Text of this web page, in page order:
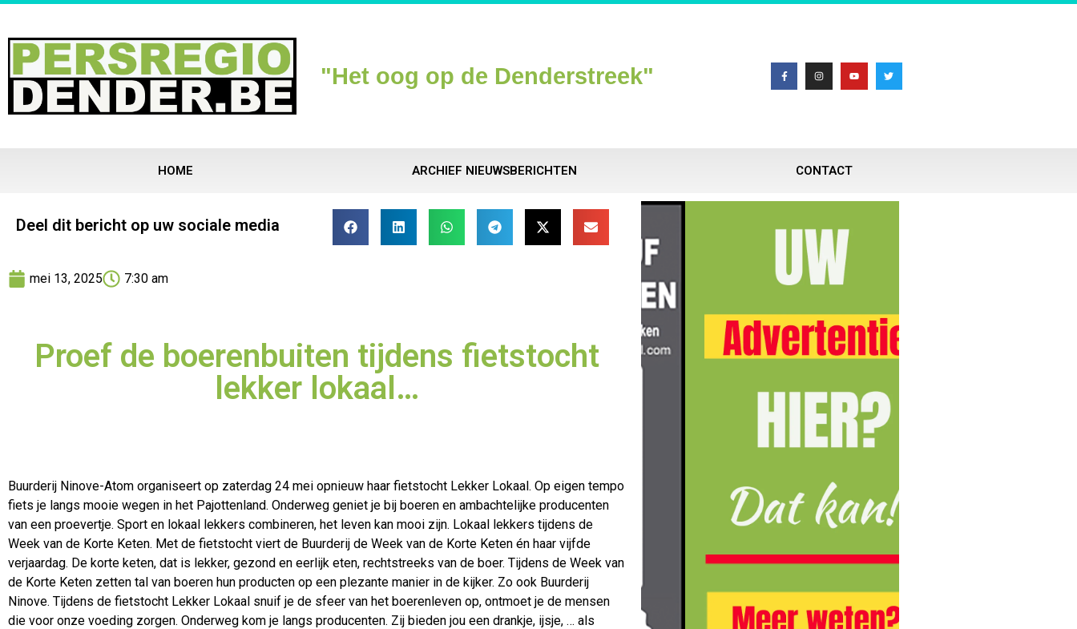
"Het oog op de Denderstreek"
HOME ARCHIEF NIEUWSBERICHTEN CONTACT
Deel dit bericht op uw sociale media
mei 13, 2025 7:30 am
Proef de boerenbuiten tijdens fietstocht
lekker lokaal…
Buurderij Ninove-Atom organiseert op zaterdag 24 mei opnieuw haar fietstocht Lekker Lokaal. Op eigen tempo
fiets je langs mooie wegen in het Pajottenland. Onderweg geniet je bij boeren en ambachtelijke producenten
van een proevertje. Sport en lokaal lekkers combineren, het leven kan mooi zijn. Lokaal lekkers tijdens de
Week van de Korte Keten. Met de fietstocht viert de Buurderij de Week van de Korte Keten én haar vijfde
verjaardag. De korte keten, dat is lekker, gezond en eerlijk eten, rechtstreeks van de boer. Tijdens de Week van
de Korte Keten zetten tal van boeren hun producten op een plezante manier in de kijker. Zo ook Buurderij
Ninove. Tijdens de fietstocht Lekker Lokaal snuif je de sfeer van het boerenleven op, ontmoet je de mensen
die voor onze voeding zorgen. Onderweg kom je langs producenten. Zij bieden jou een drankje, ijsje, … als